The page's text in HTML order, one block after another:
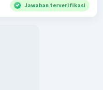
Jawaban terverifikasi